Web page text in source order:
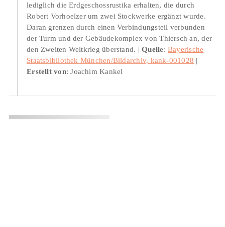
lediglich die Erdgeschossrustika erhalten, die durch
Robert Vorhoelzer um zwei Stockwerke ergänzt wurde.
Daran grenzen durch einen Verbindungsteil verbunden
der Turm und der Gebäudekomplex von Thiersch an, der
den Zweiten Weltkrieg überstand.
Quelle: Bayerische
Staatsbibliothek München/Bildarchiv, kank-001028
Erstellt von: Joachim Kankel